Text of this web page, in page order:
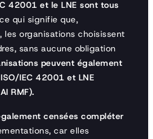
42001 et le LNE sont tous
qui signifie que,
les organisations choisissent
sans aucune obligation
peuvent également
IEC 42001 et LNE
RMF).
censées compléter
car elles